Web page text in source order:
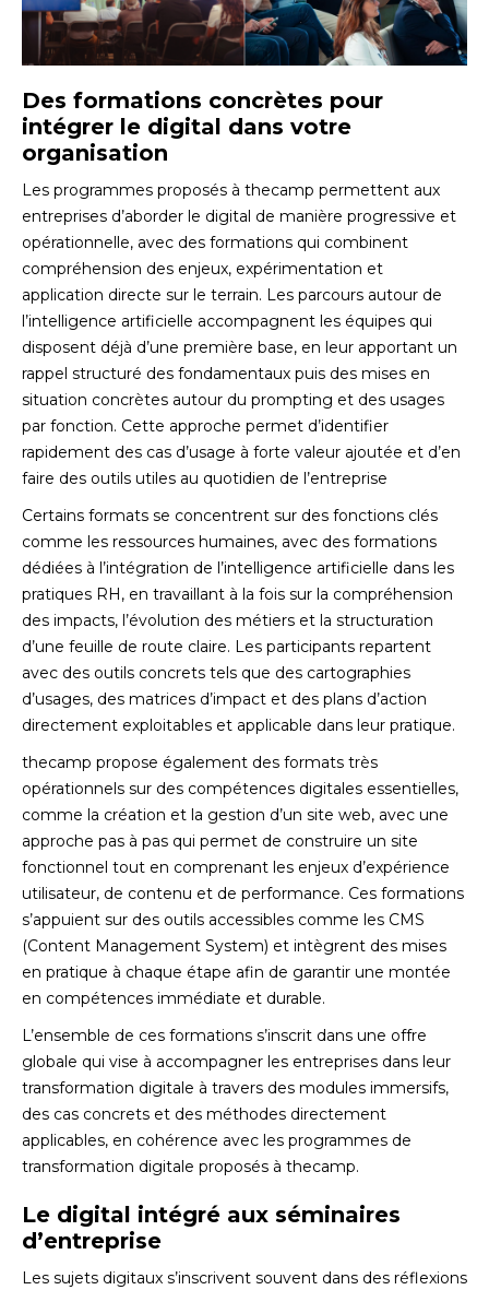
Des formations concrètes pour
intégrer le digital dans votre
organisation
Les programmes proposés à thecamp permettent aux
entreprises d’aborder le digital de manière progressive et
opérationnelle, avec des formations qui combinent
compréhension des enjeux, expérimentation et
application directe sur le terrain. Les parcours autour de
l’intelligence artificielle accompagnent les équipes qui
disposent déjà d’une première base, en leur apportant un
rappel structuré des fondamentaux puis des mises en
situation concrètes autour du prompting et des usages
par fonction. Cette approche permet d’identifier
rapidement des cas d’usage à forte valeur ajoutée et d’en
faire des outils utiles au quotidien de l’entreprise
Certains formats se concentrent sur des fonctions clés
comme les ressources humaines, avec des formations
dédiées à l’intégration de l’intelligence artificielle dans les
pratiques RH, en travaillant à la fois sur la compréhension
des impacts, l’évolution des métiers et la structuration
d’une feuille de route claire. Les participants repartent
avec des outils concrets tels que des cartographies
d’usages, des matrices d’impact et des plans d’action
directement exploitables et applicable dans leur pratique.
thecamp propose également des formats très
opérationnels sur des compétences digitales essentielles,
comme la création et la gestion d’un site web, avec une
approche pas à pas qui permet de construire un site
fonctionnel tout en comprenant les enjeux d’expérience
utilisateur, de contenu et de performance. Ces formations
s’appuient sur des outils accessibles comme les CMS
(Content Management System) et intègrent des mises
en pratique à chaque étape afin de garantir une montée
en compétences immédiate et durable.
L’ensemble de ces formations s’inscrit dans une offre
globale qui vise à accompagner les entreprises dans leur
transformation digitale à travers des modules immersifs,
des cas concrets et des méthodes directement
applicables, en cohérence avec les programmes de
transformation digitale proposés à thecamp.
Le digital intégré aux séminaires
d’entreprise
Les sujets digitaux s’inscrivent souvent dans des réflexions